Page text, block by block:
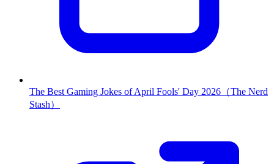
The Best Gaming Jokes of April Fools' Day 2026（The Nerd
Stash）